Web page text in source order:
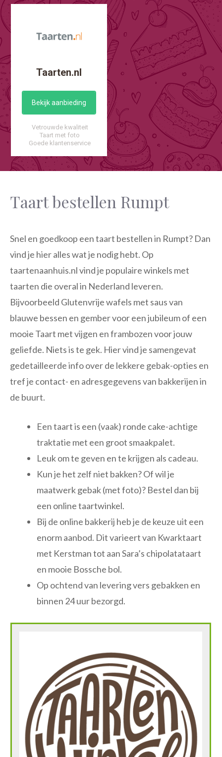
Taarten.nl
Bekijk aanbieding
Vetrouwde kwaliteit
Taart met foto
Goede klantenservice
Taart bestellen Rumpt
Snel en goedkoop een taart bestellen in Rumpt? Dan
vind je hier alles wat je nodig hebt. Op
taartenaanhuis.nl vind je populaire winkels met
taarten die overal in Nederland leveren.
Bijvoorbeeld Glutenvrije wafels met saus van
blauwe bessen en gember voor een jubileum of een
mooie Taart met vijgen en frambozen voor jouw
geliefde. Niets is te gek. Hier vind je samengevat
gedetailleerde info over de lekkere gebak-opties en
tref je contact- en adresgegevens van bakkerijen in
de buurt.
Een taart is een (vaak) ronde cake-achtige
traktatie met een groot smaakpalet.
Leuk om te geven en te krijgen als cadeau.
Kun je het zelf niet bakken? Of wil je
maatwerk gebak (met foto)? Bestel dan bij
een online taartwinkel.
Bij de online bakkerij heb je de keuze uit een
enorm aanbod. Dit varieert van Kwarktaart
met Kerstman tot aan Sara’s chipolatataart
en mooie Bossche bol.
Op ochtend van levering vers gebakken en
binnen 24 uur bezorgd.